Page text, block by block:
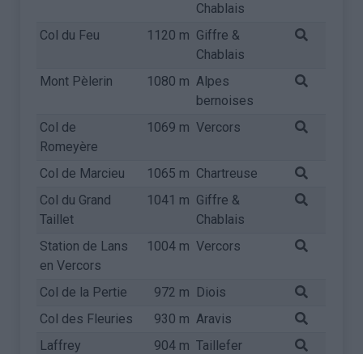
Chablais
Col du Feu
1120 m Giffre &
Chablais
Mont Pèlerin
1080 m Alpes
bernoises
Col de
Romeyère
1069 m Vercors
Col de Marcieu 1065 m Chartreuse
Col du Grand
Taillet
1041 m Giffre &
Chablais
Station de Lans
en Vercors
1004 m Vercors
Col de la Pertie 972 m Diois
Col des Fleuries
930 m Aravis
Laffrey
904 m Taillefer